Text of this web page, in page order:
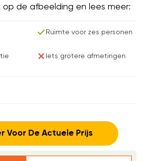
op de afbeelding en lees meer:
Ruimte voor zes personen
Iets grotere afmetingen
Voor De Actuele Prijs